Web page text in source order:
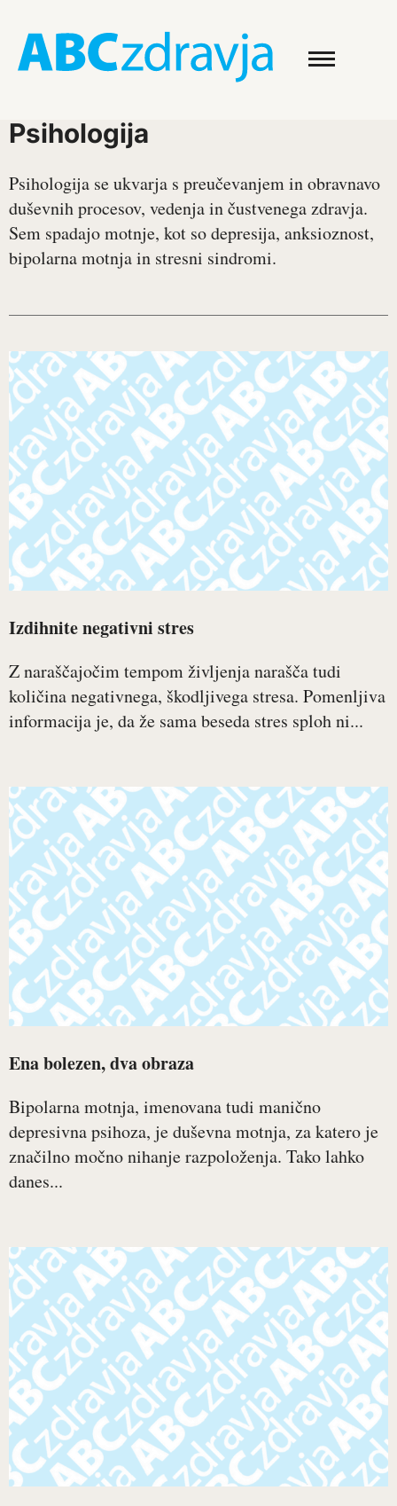
Psihologija
Psihologija se ukvarja s preučevanjem in obravnavo
duševnih procesov, vedenja in čustvenega zdravja.
Sem spadajo motnje, kot so depresija, anksioznost,
bipolarna motnja in stresni sindromi.
Izdihnite negativni stres
Z naraščajočim tempom življenja narašča tudi
količina negativnega, škodljivega stresa. Pomenljiva
informacija je, da že sama beseda stres sploh ni...
Ena bolezen, dva obraza
Bipolarna motnja, imenovana tudi manično
depresivna psihoza, je duševna motnja, za katero je
značilno močno nihanje razpoloženja. Tako lahko
danes...